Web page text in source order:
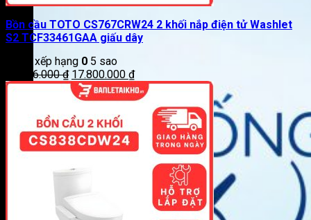
Bồn cầu TOTO CS767CRW24 2 khối nắp điện tử Washlet
S2 TCF33461GAA giấu dây
Được xếp hạng 0 5 sao
21.826.000₫ Giá
gốc
là:
21.826.000 ₫.
17.800.000 ₫Giá
hiện
tại
17.800.000 ₫.